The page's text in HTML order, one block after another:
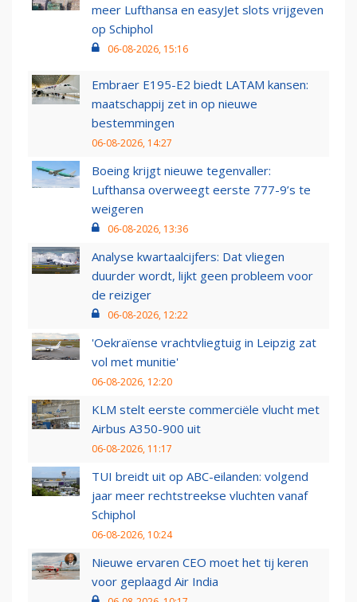
meer Lufthansa en easyJet slots vrijgeven
op Schiphol
06-08-2026, 15:16
Embraer E195-E2 biedt LATAM kansen:
maatschappij zet in op nieuwe
bestemmingen
06-08-2026, 14:27
Boeing krijgt nieuwe tegenvaller:
Lufthansa overweegt eerste 777-9’s te
weigeren
06-08-2026, 13:36
Analyse kwartaalcijfers: Dat vliegen
duurder wordt, lijkt geen probleem voor
de reiziger
06-08-2026, 12:22
'Oekraïense vrachtvliegtuig in Leipzig zat
vol met munitie'
06-08-2026, 12:20
KLM stelt eerste commerciële vlucht met
Airbus A350-900 uit
06-08-2026, 11:17
TUI breidt uit op ABC-eilanden: volgend
jaar meer rechtstreekse vluchten vanaf
Schiphol
06-08-2026, 10:24
Nieuwe ervaren CEO moet het tij keren
voor geplaagd Air India